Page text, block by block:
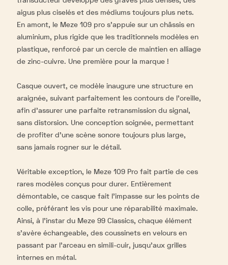
aigus plus ciselés et des médiums toujours plus nets.
En amont, le Meze 109 pro s’appuie sur un châssis en
aluminium, plus rigide que les traditionnels modèles en
plastique, renforcé par un cercle de maintien en alliage
de zinc-cuivre. Une première pour la marque !
Casque ouvert, ce modèle inaugure une structure en
araignée, suivant parfaitement les contours de l’oreille,
afin d’assurer une parfaite retransmission du signal,
sans distorsion. Une conception soignée, permettant
de profiter d’une scène sonore toujours plus large,
sans jamais rogner sur le détail.
Véritable exception, le Meze 109 Pro fait partie de ces
rares modèles conçus pour durer. Entièrement
démontable, ce casque fait l’impasse sur les points de
colle, préférant les vis pour une réparabilité maximale.
Ainsi, à l’instar du Meze 99 Classics, chaque élément
s’avère échangeable, des coussinets en velours en
passant par l’arceau en simili-cuir, jusqu’aux grilles
internes en métal.